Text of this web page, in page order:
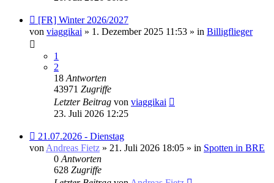
Neuer
Beitrag
[FR] Winter 2026/2027
von viaggikai » 1. Dezember 2025 11:53 » in Billigflieger
1
2
18 Antworten
43971 Zugriffe
Letzter Beitrag von viaggikai
23. Juli 2026 12:25
Neuer
Beitrag
21.07.2026 - Dienstag
von Andreas Fietz » 21. Juli 2026 18:05 » in Spotten in BRE
0 Antworten
628 Zugriffe